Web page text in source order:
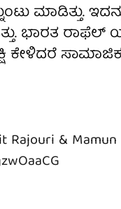
ಮಾಡಿತ್ತು.
ಭಾರತ ರಾಫೆಲ್
ಕೇಳಿದರೆ
Rajouri &